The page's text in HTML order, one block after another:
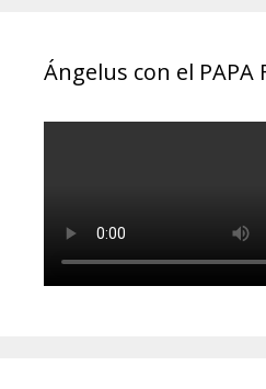
Ángelus con el PAPA